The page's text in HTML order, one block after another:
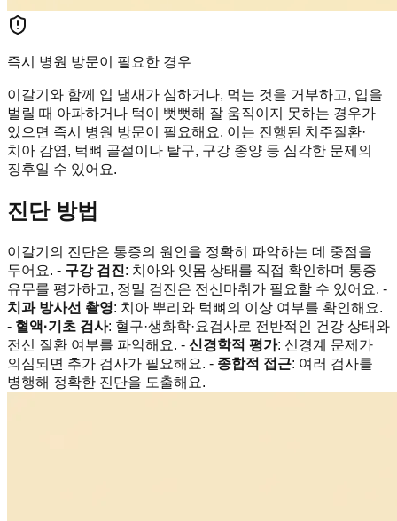
즉시 병원 방문이 필요한 경우
이갈기와 함께 입 냄새가 심하거나, 먹는 것을 거부하고, 입을
벌릴 때 아파하거나 턱이 뻣뻣해 잘 움직이지 못하는 경우가
있으면 즉시 병원 방문이 필요해요. 이는 진행된 치주질환·
치아 감염, 턱뼈 골절이나 탈구, 구강 종양 등 심각한 문제의
징후일 수 있어요.
진단 방법
이갈기의 진단은 통증의 원인을 정확히 파악하는 데 중점을
두어요. - 구강 검진: 치아와 잇몸 상태를 직접 확인하며 통증
유무를 평가하고, 정밀 검진은 전신마취가 필요할 수 있어요. -
치과 방사선 촬영: 치아 뿌리와 턱뼈의 이상 여부를 확인해요.
- 혈액·기초 검사: 혈구·생화학·요검사로 전반적인 건강 상태와
전신 질환 여부를 파악해요. - 신경학적 평가: 신경계 문제가
의심되면 추가 검사가 필요해요. - 종합적 접근: 여러 검사를
병행해 정확한 진단을 도출해요.